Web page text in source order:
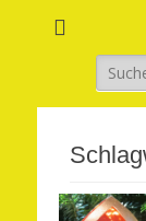
Suchen
nach: